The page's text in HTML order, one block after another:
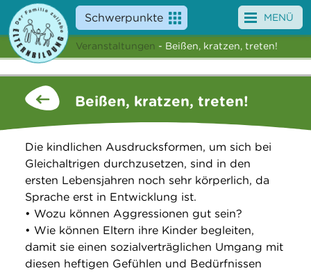
Schwerpunkte
Angebote
Veranstaltungen
Service
Über uns
Suche
MENÜ
Veranstaltungen - Beißen, kratzen, treten!
Beißen, kratzen, treten!
Die kindlichen Ausdrucksformen, um sich bei
Gleichaltrigen durchzusetzen, sind in den
ersten Lebensjahren noch sehr körperlich, da
Sprache erst in Entwicklung ist.
• Wozu können Aggressionen gut sein?
• Wie können Eltern ihre Kinder begleiten,
damit sie einen sozialverträglichen Umgang mit
diesen heftigen Gefühlen und Bedürfnissen